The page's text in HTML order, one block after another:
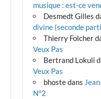
musique : est-ce
Desmedt Gilles
divine (seconde
Thierry Folcher
Veux Pas
Bertrand Lokuli
Veux Pas
bhostedans
N°2